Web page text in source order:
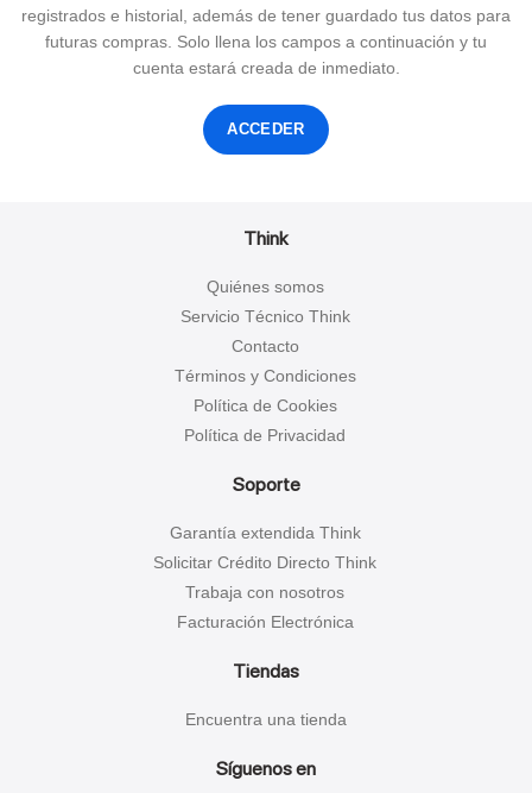
registrados e historial, además de tener guardado tus datos para
futuras compras. Solo llena los campos a continuación y tu
cuenta estará creada de inmediato.
ACCEDER
Think
Quiénes somos
Servicio Técnico Think
Contacto
Términos y Condiciones
Política de Cookies
Política de Privacidad
Soporte
Garantía extendida Think
Solicitar Crédito Directo Think
Trabaja con nosotros
Facturación Electrónica
Tiendas
Encuentra una tienda
Síguenos en